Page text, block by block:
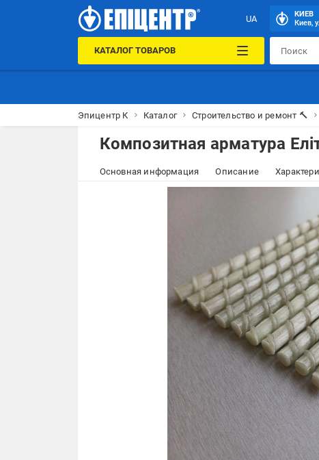
UA
КИЕВ
Киев,
КАТАЛОГ ТОВАРОВ
Эпицентр К Каталог Строительство и ремонт 🔨
Композитная арматура
Основная информация Описание